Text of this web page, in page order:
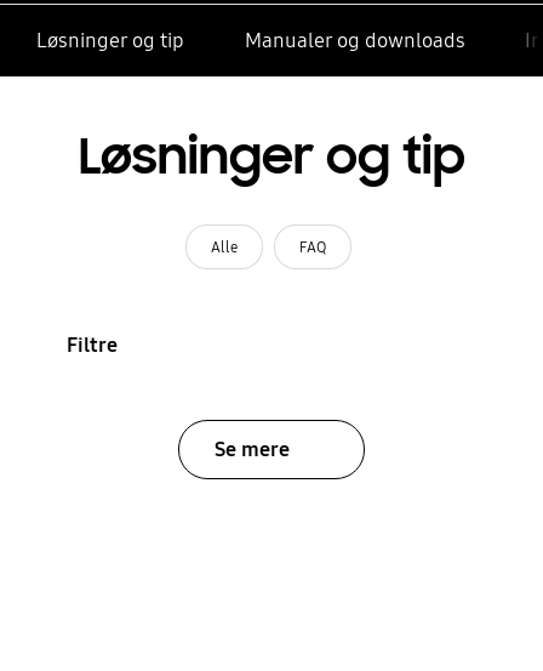
Løsninger og tip Manualer og downloads
Løsninger og tip
Alle FAQ
Filtre
Se mere